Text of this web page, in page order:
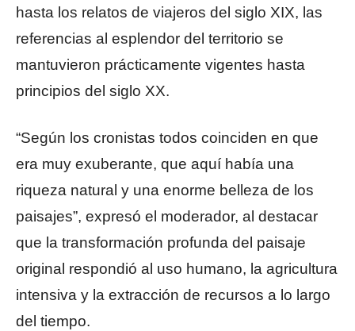
hasta los relatos de viajeros del siglo XIX, las
referencias al esplendor del territorio se
mantuvieron prácticamente vigentes hasta
principios del siglo XX.
“Según los cronistas todos coinciden en que
era muy exuberante, que aquí había una
riqueza natural y una enorme belleza de los
paisajes”, expresó el moderador, al destacar
que la transformación profunda del paisaje
original respondió al uso humano, la agricultura
intensiva y la extracción de recursos a lo largo
del tiempo.